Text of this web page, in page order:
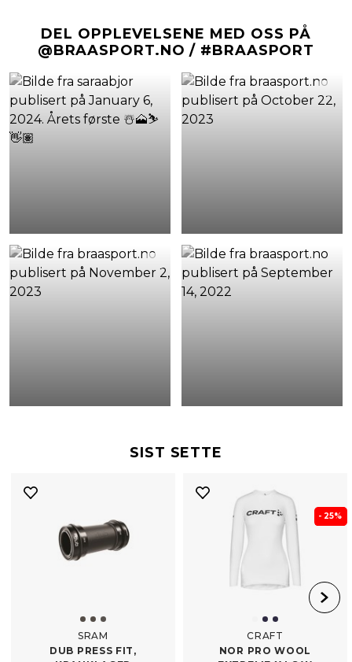
DEL OPPLEVELSENE MED OSS PÅ
@BRAASPORT.NO / #BRAASPORT
SIST SETTE
SRAM
DUB PRESS FIT,
- 25%
CRAFT
NOR PRO WOOL